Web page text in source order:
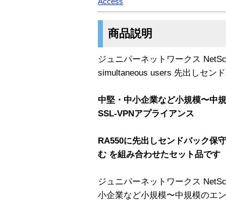
商品説明
ジュニパーネットワークス
simultaneous users 先出しセン
中堅・中小企業など小規模〜中
SSL-VPNアプライアンス
RA550に先出しセンドバック保
む を組み合わせたセット品です
ジュニパーネットワークス
小企業など小規模〜中規模のエ